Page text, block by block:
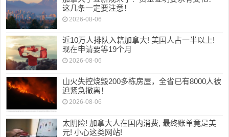
这几条一定要注意！
2026-08-06
近10万人排队入籍加拿大! 美国人占一半以上!
现在申请要等19个月
2026-08-06
山火失控烧毁200多栋房屋，全省已有8000人被
迫紧急撤离！
2026-08-06
太阴险! 加拿大人在国内消费, 最终账单竟是美
元! 小心这类网站!